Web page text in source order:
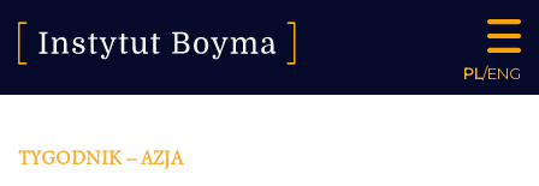
PL/ENG
TYGODNIK – AZJA